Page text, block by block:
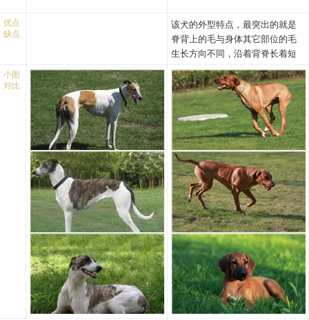
雅，有肌肉且干燥没有褶
臀部：宽，略微倾斜，肌肉
结实。
胸部：深，肋骨圆拱，略微
卷起。
四肢：
前躯：前肢强壮且肌肉发
达，不管从前面还是侧面看
都是笔直平行的。
肩部：肩胛骨适度倾斜，有
肌肉且长。
上臂：长、略微倾斜，肌肉
发达。
前足：比较大，长细，脚垫
强壮。
后躯：后腿角度恰当，肌肉
强壮但不过分，骨骼充足。
从后面看站立平行。
颌/牙齿：颌结实，完美整
齐，剪状咬合，牙齿发达。
面颊：干净。
眼睛：两眼距离适度略远，
圆而且明亮，晶莹剔透，表
现出聪明。
耳朵：位置略高，中等大
小，根部略宽，逐渐变细，
尖端圆。耳朵下垂，贴近头
部。
躯干：
颈部：长、强壮坚固而且没
有赘肉。
后背：强壮。
腰部：强壮而且有力，肌肉
发达而略微圆拱。
胸部：不太宽，但非常深，
且容积大，肋骨支撑良好，
但不圆（桶状胸）。
四肢：
前躯：前肢笔直，强壮而且
这个习惯养成了，他们就知道：
如果我在这个时间内不吃，就得
饿肚子。
狗猫是都知道饿的，如果他们不
吃，除了生病，就是因为不饿。
如果我们一味地按我们地意思去
迁就，结果有二：一是他们永远
不知道什么是吃饭时间，二是他
们知道可以用什么方式达到目
的。
不要被宠物牵着鼻子走，宠物无
法预测后果，只知道一时舒服，
但作为主人，应该未雨绸缪。因
为溺爱地后果，宠物要比人承受
的痛苦多很多。
给罗得西亚脊背犬创造自由驰骋
的机会 犬的竞技能力竞技意识也
相当强，适度运动可以使您的爱
犬保有持久的耐力，肌体强健，
步法、弹跳灵活多变，轻捷如
飞。运动要适度，即是指要考虑
品种的独特之处在于他的脊背上
的逆毛。脊背上的逆毛是这个品
种非常重要的特征，应当予以足
够的重视。
优点
缺点
该犬的外型特点，最突出的就是
脊背上的毛与身体其它部位的毛
生长方向不同，沿着背脊长着短
刀状毛，而且是逆向生长的。罗
得西亚脊背犬勇敢善斗，忍耐性
强，24小时无水也能忍受，在非
洲内陆温差极大的环境里狩猎也
能承受得住，是非常优秀的狩猎
犬。另外因为其能够捕猎狮子，
又叫猎狮犬。
背脊犬体型匀称，毛色有淡黄褐
色或红色，四肢强而有力，肌肉
发达，行动时尾根向下。性格稳
重聪明，对人亲近友善，很少吠
叫吵闹，个性顽强，身体平滑清
洁，目前是很受人喜爱的家庭犬
小图
对比